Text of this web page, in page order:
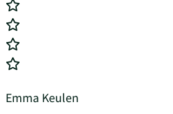
Emma Keulen